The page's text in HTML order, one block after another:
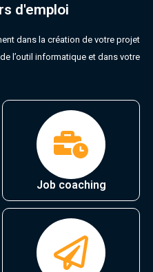
d'emploi
dans la création de votre projet
l’outil informatique et dans votre
Job coaching